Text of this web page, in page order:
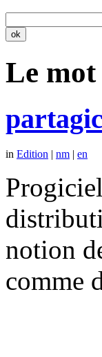
Le
in Edition | nm | en
notion
comme